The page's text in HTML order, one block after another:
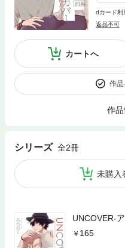
dカード利
返品不可
カートへ
作
作
シリーズ 全2冊
未購入
UNCOVER-
165